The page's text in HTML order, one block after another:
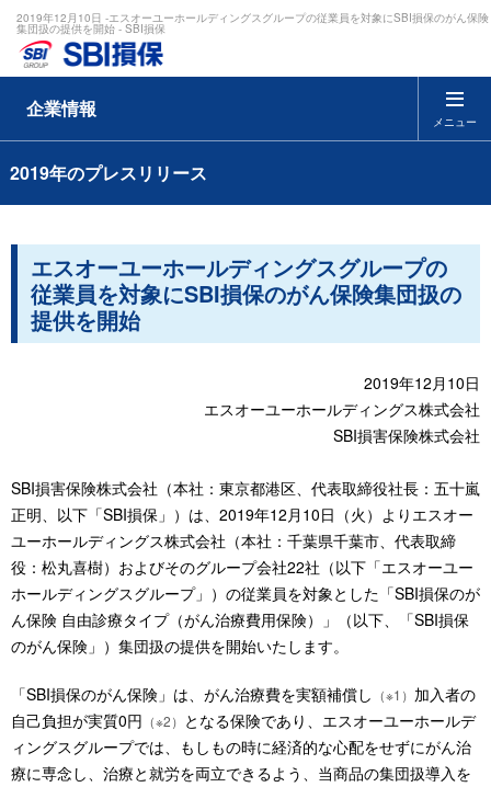
2019年12月10日 -エスオーユーホールディングスグループの従業員を対象にSBI損保のがん保険
集団扱の提供を開始 - SBI損保
メニュー
企業情報
2019年のプレスリリース
エスオーユーホールディングスグループの
従業員を対象にSBI損保のがん保険集団扱の
提供を開始
2019年12月10日
エスオーユーホールディングス株式会社
SBI損害保険株式会社
SBI損害保険株式会社（本社：東京都港区、代表取締役社長：五十嵐
正明、以下「SBI損保」）は、2019年12月10日（火）よりエスオー
ユーホールディングス株式会社（本社：千葉県千葉市、代表取締
役：松丸喜樹）およびそのグループ会社22社（以下「エスオーユー
ホールディングスグループ」）の従業員を対象とした「SBI損保のが
ん保険 自由診療タイプ（がん治療費用保険）」（以下、「SBI損保
のがん保険」）集団扱の提供を開始いたします。
「SBI損保のがん保険」は、がん治療費を実額補償し （※1） 加入者の
自己負担が実質0円 （※2） となる保険であり、エスオーユーホールデ
ィングスグループでは、もしもの時に経済的な心配をせずにがん治
療に専念し、治療と就労を両立できるよう、当商品の集団扱導入を